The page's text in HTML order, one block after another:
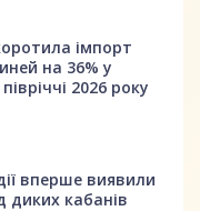
імпорт
на 36% у
2026 року
вперше виявили
диких кабанів